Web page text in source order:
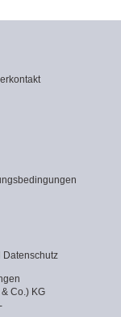
Datenschutz
Co.) KG